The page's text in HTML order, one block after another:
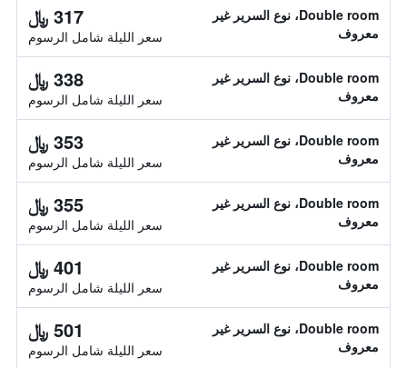
Double room، نوع السرير غير
معروف
317 ﷼
سعر الليلة شامل الرسوم
Double room، نوع السرير غير
معروف
338 ﷼
سعر الليلة شامل الرسوم
Double room، نوع السرير غير
معروف
353 ﷼
سعر الليلة شامل الرسوم
Double room، نوع السرير غير
معروف
355 ﷼
سعر الليلة شامل الرسوم
Double room، نوع السرير غير
معروف
401 ﷼
سعر الليلة شامل الرسوم
Double room، نوع السرير غير
معروف
501 ﷼
سعر الليلة شامل الرسوم